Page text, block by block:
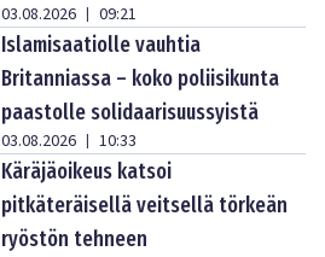
03.08.2026 | 09:21
Islamisaatiolle vauhtia
Britanniassa – koko poliisikunta
paastolle solidaarisuussyistä
03.08.2026 | 10:33
Käräjäoikeus katsoi
pitkäteräisellä veitsellä törkeän
ryöstön tehneen